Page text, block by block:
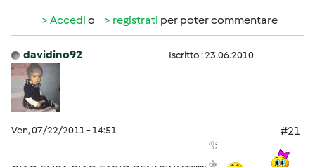
Accedi o registrati per poter commentare
davidino92 Iscritto : 23.06.2010
Ven, 07/22/2011 - 14:51 #21